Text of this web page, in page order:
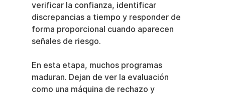
verificar la confianza, identificar
discrepancias a tiempo y responder de
forma proporcional cuando aparecen
señales de riesgo.
En esta etapa, muchos programas
maduran. Dejan de ver la evaluación
como una máquina de rechazo y